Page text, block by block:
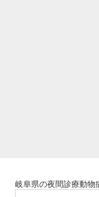
岐阜県の夜間診療動物